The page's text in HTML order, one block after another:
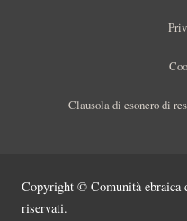
Clausola di esonero di
Copyright © Comunità
riservati.